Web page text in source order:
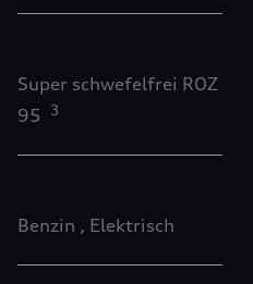
Super schwefelfrei ROZ
95
3
Benzin , Elektrisch